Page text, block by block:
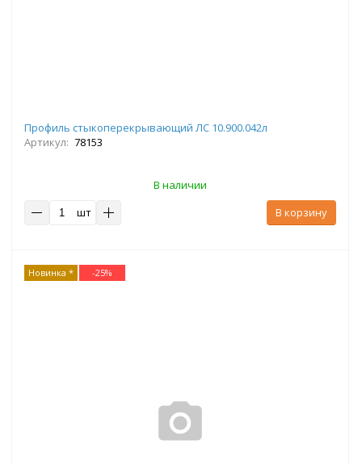
Профиль стыкоперекрывающий ЛС 10.900.042л
Артикул: 78153
В наличии
шт
В корзину
Новинка * -25%